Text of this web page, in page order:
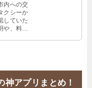
内への交
クシーか
していた
や、料金
神アプリまとめ！